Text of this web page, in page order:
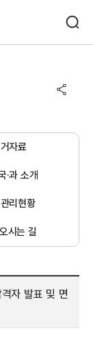
자료
·과 소개
리현황
시는 길
자 발표 및 면